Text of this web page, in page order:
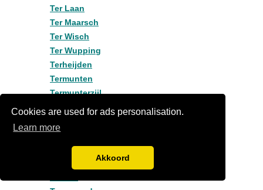
Cookies are used for ads personalisation.
Learn more
Akkoord
Ter Laan
Ter Maarsch
Ter Wisch
Ter Wupping
Terheijden
Termunten
Termunterzijl
Thesinge
Tjamsweer